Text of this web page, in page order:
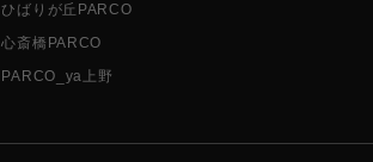
ひばりが丘PARCO
心斎橋PARCO
PARCO_ya上野